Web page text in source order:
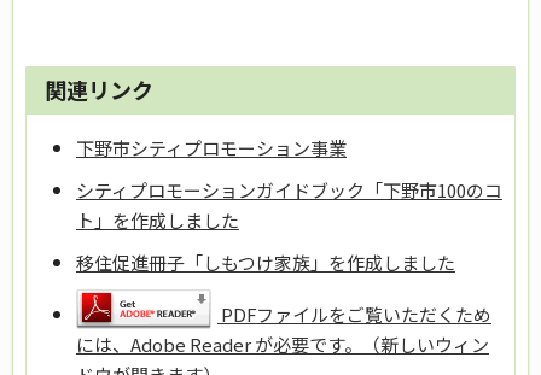
関連リンク
下野市シティプロモーション事業
シティプロモーションガイドブック「下野市100のコ
ト」を作成しました
移住促進冊子「しもつけ家族」を作成しました
PDFファイルをご覧いただくため
には、Adobe Reader が必要です。（新しいウィン